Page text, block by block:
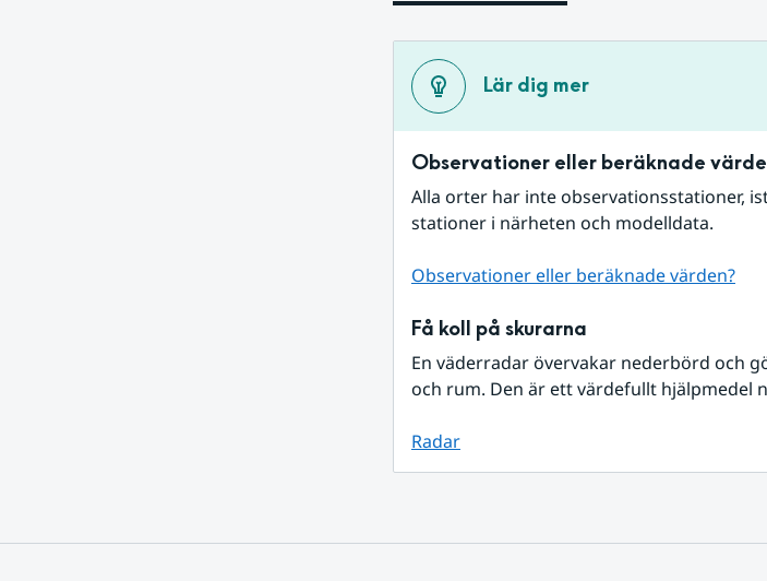
Lär dig mer
Observationer eller beräknade
Alla orter har inte observationsstationer,
stationer i närheten och modelldata.
Observationer eller beräknade värden?
Få koll på skurarna
En väderradar övervakar nederbörd och
och rum. Den är ett värdefullt hjälpmedel
Radar